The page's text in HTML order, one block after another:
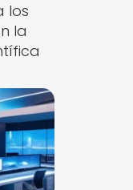
los
la